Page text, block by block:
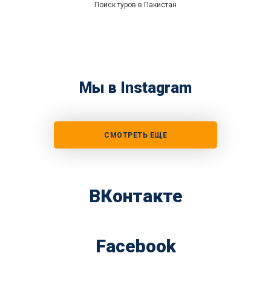
Поиск туров в Пакистан
Мы в Instagram
СМОТРЕТЬ ЕЩЕ
ВКонтакте
Facebook